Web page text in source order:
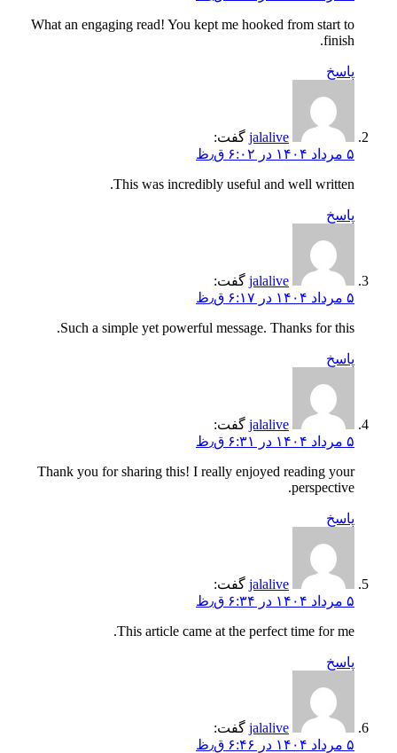
What an engaging read! You kept me hooked from start to
finish.
پاسخ
jalalive گفت:
۵ مرداد ۱۴۰۴ در ۶:۰۲ ق٫ظ
This was incredibly useful and well written.
پاسخ
jalalive گفت:
۵ مرداد ۱۴۰۴ در ۶:۱۷ ق٫ظ
Such a simple yet powerful message. Thanks for this.
پاسخ
jalalive گفت:
۵ مرداد ۱۴۰۴ در ۶:۳۱ ق٫ظ
Thank you for sharing this! I really enjoyed reading your
perspective.
پاسخ
jalalive گفت:
۵ مرداد ۱۴۰۴ در ۶:۳۴ ق٫ظ
This article came at the perfect time for me.
پاسخ
jalalive گفت:
۵ مرداد ۱۴۰۴ در ۶:۴۶ ق٫ظ